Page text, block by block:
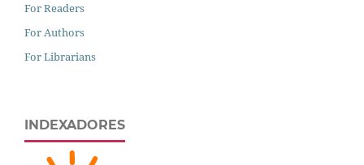
For Readers
For Authors
For Librarians
INDEXADORES